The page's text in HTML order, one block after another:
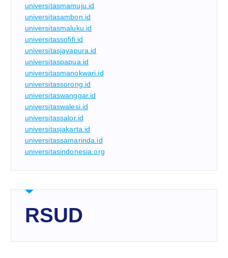
universitasmamuju.id
universitasambon.id
universitasmaluku.id
universitassofifi.id
universitasjayapura.id
universitaspapua.id
universitasmanokwari.id
universitassorong.id
universitaswanggar.id
universitaswalesi.id
universitassalor.id
universitasjakarta.id
universitassamarinda.id
universitasindonesia.org
RSUD